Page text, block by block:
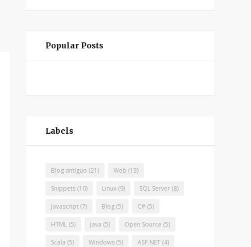
Popular Posts
Labels
Blog antiguo (21) Web (13)
Snippets (10) Linux (9) SQL Server (8)
Javascript (7) Blog (5) C# (5)
HTML (5) Java (5) Open Source (5)
Scala (5) Windows (5) ASP.NET (4)